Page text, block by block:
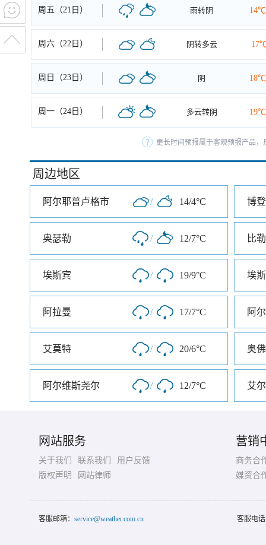
周五（21日） 雨转阴 14℃
周六（22日） 阴转多云
周日（23日） 阴 18℃
周一（24日） 多云转阴 19℃
更长时间预报属于客观预报产品
周边地区
阿尔耶普卢格市 / 14/4°C 博登
奥瑟勒 / 12/7°C 比
埃斯宾 / 19/9°C 埃
阿拉曼 / 17/7°C 阿
艾莫特 / 20/6°C 奥
阿尔维斯尧尔 / 12/7°C 艾
网站服务
关于我们 联系我们
用户反馈
版权声明
网站律师
营销
商务合
媒资合
客服邮箱： service@weather.com.cn 客服电